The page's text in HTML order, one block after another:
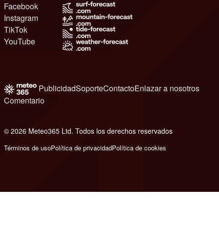
Facebook
Instagram
TikTok
YouTube
PublicidadSoporteContactoEnlazar a nosotros
Comentario
© 2026 Meteo365 Ltd. Todos los derechos reservados
Términos de usoPolítica de privacidadPolítica de cookies